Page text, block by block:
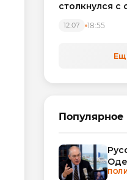
столкнулся с
12.07 18:55
Популярное